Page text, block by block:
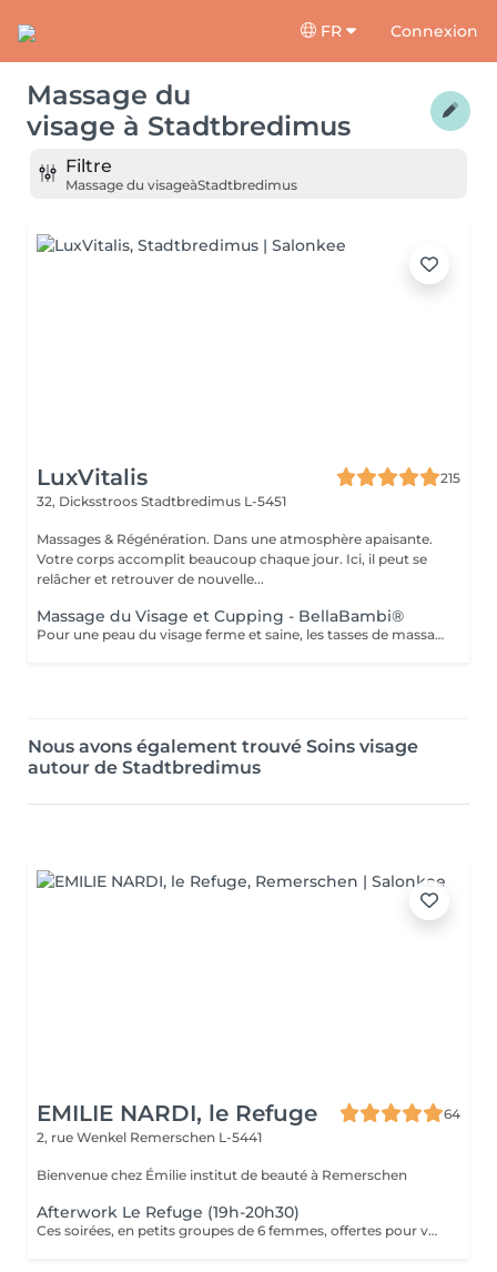
FR Connexion
Massage du
visage à Stadtbredimus
Filtre
Massage du visageàStadtbredimus
LuxVitalis
215
32, Dicksstroos Stadtbredimus L-5451
Massages & Régénération. Dans une atmosphère apaisante.
Votre corps accomplit beaucoup chaque jour. Ici, il peut se
relâcher et retrouver de nouvelle...
Massage du Visage et Cupping - BellaBambi®
Pour une peau du visage ferme et saine, les tasses de massage de BellaBambi® offrent un effet liftant naturel et une stimulation profonde et peuvent être utilisées aussi bien par les femmes que par les hommes pour garder la peau du visage en pleine forme. Cette application stimule la circulation sanguine, élimine les toxines et, lorsqu'elle est utilisée régulièrement, augmente l'élasticité de la peau du visage pour un effet liftant naturel. Tirer doucement sur la peau stimule également la production de collagène et soulage les tensions dans les muscles du visage. Il ouvre également les pores afin que les produits de soin puissent être encore mieux absorbés. Nettoyage, massage avec produit de soin et ventouses, soin final.
Nous avons également trouvé Soins visage
autour de Stadtbredimus
EMILIE NARDI, le Refuge
64
2, rue Wenkel Remerschen L-5441
Bienvenue chez Émilie institut de beauté à Remerschen
Afterwork Le Refuge (19h-20h30)
Ces soirées, en petits groupes de 6 femmes, offertes pour vous faire découvrir notre univers. Pendant 1h30 : * Beauté sensorielle avec Émilie : une initiation aux gestes et textures de la vinocosmétique avec les produits de la maison Vinésime. Enfin, chaque invitée repartira avec un ensemble exclusif, mêlant soin, parfum et tote bag collector numéroté. Une attention délicate qui nous tient à cur pour garder trace de ces soirées hors du temps. Ces 10 soirées privées sont proposées en afterwork, le jeudi ou le vendredi de 19h à 20h30. Lors de la réservation, merci de sélectionner le créneau technique (10h19h30) : il correspond bien à votre place pour l'afterwork du soir. Soirées limitées. Chaque groupe doit être impérativement composé de 6 personnes pour que la soirée ait lieu. ...Nous avons hâte de vous rencontrer et de vous accueillir dans l'univers doux et intimiste de notre Refuge.